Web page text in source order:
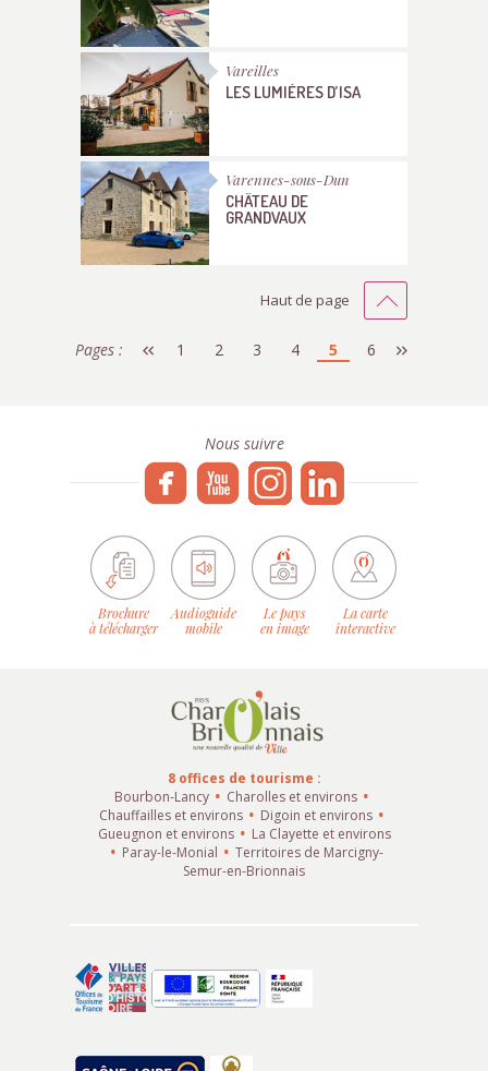
Vareilles
LES LUMIÈRES D’ISA
Varennes-sous-Dun
CHÂTEAU DE
GRANDVAUX
Haut de page
Pages : 1 2 3 4 5 6
Nous suivre
Brochure
à télécharger
Audioguide
mobile
Le pays
en image
La carte
interactive
8 offices de tourisme :
Bourbon-Lancy
Charolles et environs
Chauffailles et environs
Digoin et environs
Gueugnon et environs
La Clayette et environs
Paray-le-Monial
Territoires de Marcigny-
Semur-en-Brionnais